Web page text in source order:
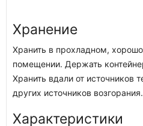
Хранение
Хранить в прохладном,
помещении. Держать
Хранить вдали от источников
других источников
Характеристики